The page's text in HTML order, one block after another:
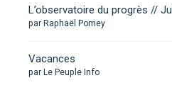
L’observatoire du progrès //
par Raphaël Pomey
Vacances
par Le Peuple Info